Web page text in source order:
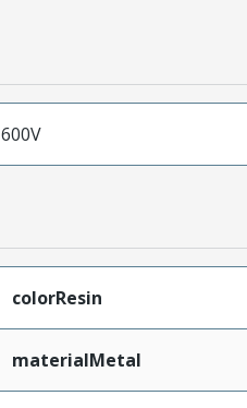
600V
colorResin
materialMetal